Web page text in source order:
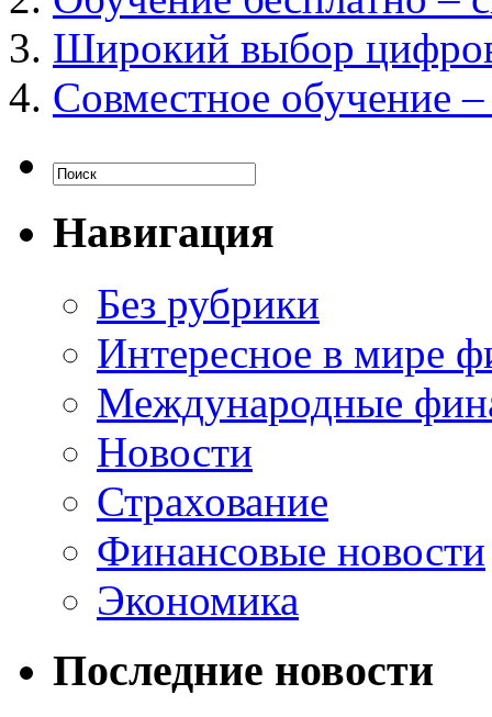
Широкий выбор
Совместное обучение
Навигация
Без рубрики
Интересное в мире
Международные
Новости
Страхование
Финансовые новости
Экономика
Последние новости